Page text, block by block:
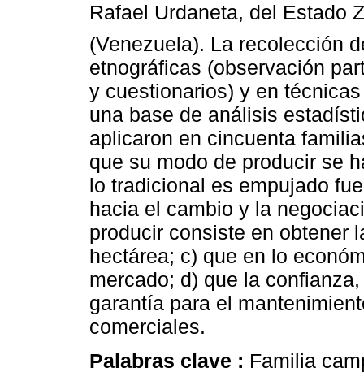
Rafael Urdaneta, del Estado
(Venezuela). La recolección
etnográficas (observación
y cuestionarios) y en
una base de análisis
aplicaron en cincuenta
que su modo de producir se
lo tradicional es empujado
hacia el cambio y la
producir consiste en obtener
hectárea; c) que en lo
mercado; d) que la
garantía para el
comerciales.
Palabras clave : Familia